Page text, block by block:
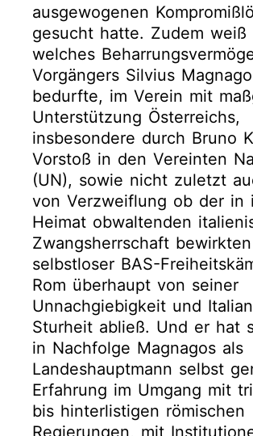
ausgewogenen
gesucht hatte. Zudem weiß
welches
Vorgängers Silvius
bedurfte, im Verein mit
Unterstützung Österreichs,
insbesondere durch Bruno
Vorstoß in den Vereinten
(UN), sowie nicht zuletzt
von Verzweiflung ob der in
Heimat obwaltenden
Zwangsherrschaft
selbstloser BAS-
Rom überhaupt von seiner
Unnachgiebigkeit und
Sturheit abließ. Und er hat
in Nachfolge Magnagos als
Landeshauptmann selbst
Erfahrung im Umgang mit
bis hinterlistigen römischen